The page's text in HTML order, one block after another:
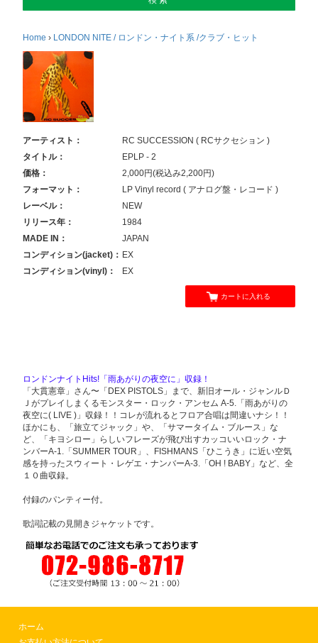
Home › LONDON NITE / ロンドン・ナイト系 /クラブ・ヒット
アーティスト：
RC SUCCESSION ( RCサクセション )
タイトル：
EPLP - 2
価格：
2,000円(税込み2,200円)
フォーマット：
LP Vinyl record ( アナログ盤・レコード )
レーベル：
NEW
リリース年：
1984
MADE IN：
JAPAN
コンディション(jacket)： EX
コンディション(vinyl)：
EX
カートに入れる
ロンドンナイトHits!「雨あがりの夜空に」収録！
「大貫憲章」さん〜「DEX PISTOLS」まで、新旧オール・ジャンルＤ
Ｊがプレイしまくるモンスター・ロック・アンセム A-5.「雨あがりの
夜空に( LIVE )」収録！！コレが流れるとフロア合唱は間違いナシ！！
ほかにも、「旅立てジャック」や、「サマータイム・ブルース」な
ど、「キヨシロー」らしいフレーズが飛び出すカッコいいロック・ナ
ンバーA-1.「SUMMER TOUR」、FISHMANS「ひこうき」に近い空気
感を持ったスウィート・レゲエ・ナンバーA-3.「OH ! BABY」など、全
１０曲収録。
付録のパンティー付。
歌詞記載の見開きジャケットです。
ホーム